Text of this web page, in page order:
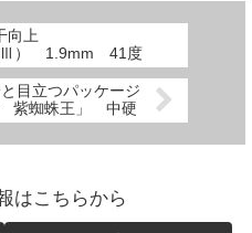
向上
Ⅲ） 1.9mm 41度
目立つパッケージ
紫蜘蛛王」 中硬
はこちらから